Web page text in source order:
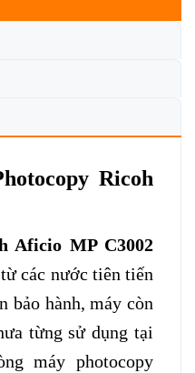
Ricoh
Aficio MP C3002
các nước tiên tiến
bảo hành, máy còn
từng sử dụng tại
máy photocopy